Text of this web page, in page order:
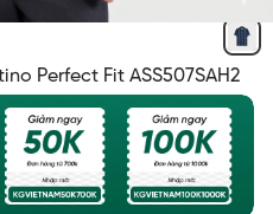
Perfect Fit ASS507SAH2
XANH KẺ VÀNG JACQUARD HỌA TIẾT